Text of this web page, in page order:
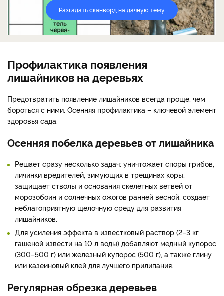
Разгадать сканворд на дачную тему
Профилактика появления
лишайников на деревьях
Предотвратить появление лишайников всегда проще, чем
бороться с ними. Осенняя профилактика – ключевой элемент
здоровья сада.
Осенняя побелка деревьев от лишайника
Решает сразу несколько задач: уничтожает споры грибов,
личинки вредителей, зимующих в трещинах коры,
защищает стволы и основания скелетных ветвей от
морозобоин и солнечных ожогов ранней весной, создает
неблагоприятную щелочную среду для развития
лишайников.
Для усиления эффекта в известковый раствор (2–3 кг
гашеной извести на 10 л воды) добавляют медный купорос
(300–500 г) или железный купорос (500 г), а также глину
или казеиновый клей для лучшего прилипания.
Регулярная обрезка деревьев